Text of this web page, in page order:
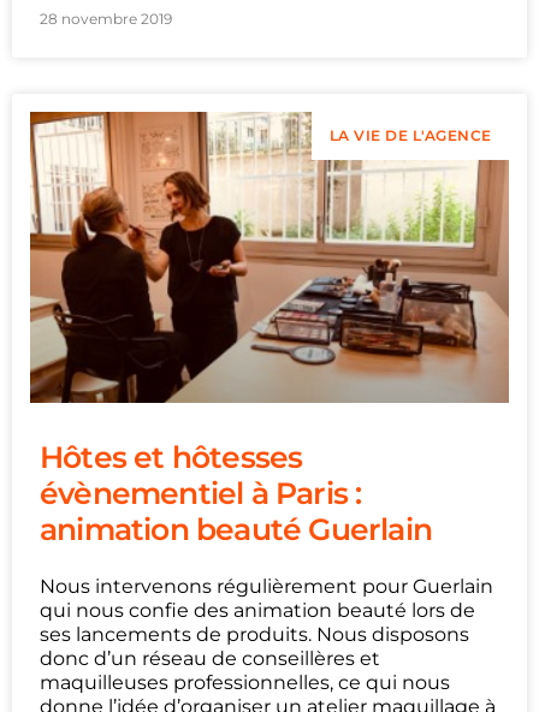
28 novembre 2019
LA VIE DE L'AGENCE
Hôtes et hôtesses
évènementiel à Paris :
animation beauté Guerlain
Nous intervenons régulièrement pour Guerlain
qui nous confie des animation beauté lors de
ses lancements de produits. Nous disposons
donc d’un réseau de conseillères et
maquilleuses professionnelles, ce qui nous
donne l’idée d’organiser un atelier maquillage à